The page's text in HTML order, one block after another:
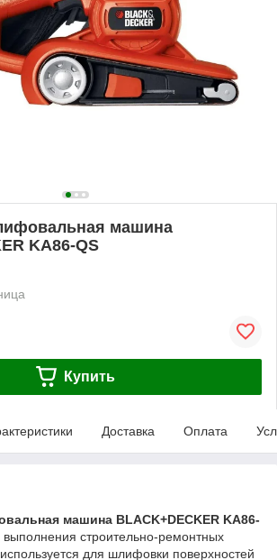
машина
KA86-QS
Купить
Доставка Оплата
машина BLACK+DECKER KA86-
выполнения строительно-ремонтных
для шлифовки поверхностей